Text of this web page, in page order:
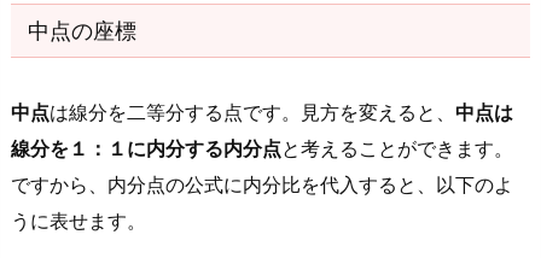
中点の座標
中点は線分を二等分する点です。見方を変えると、 中点は
線分を１：１に内分する内分点と考えることができます。
ですから、内分点の公式に内分比を代入すると、以下のよ
うに表せます。